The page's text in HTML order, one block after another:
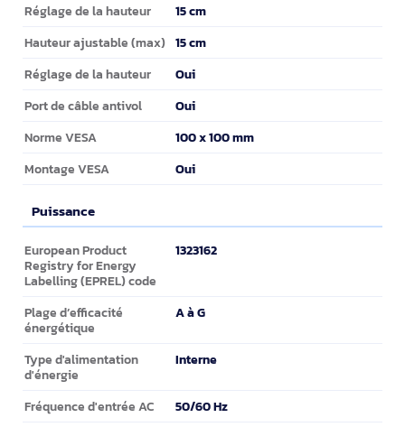
Réglage de la hauteur 15 cm
Hauteur ajustable (max) 15 cm
Réglage de la hauteur Oui
Port de câble antivol Oui
Norme VESA 100 x 100 mm
Montage VESA Oui
Puissance
Puissance
European Product
Registry for Energy
Labelling (EPREL) code
1323162
Plage d’efficacité
énergétique
A à G
Type d'alimentation
d'énergie
Interne
Fréquence d'entrée AC 50/60 Hz